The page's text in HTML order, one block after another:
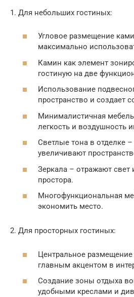
1. Для небольших гостиных:
Угловое размещение
максимально
Камин как элемент
гостиную на две
Использование
пространство и создает
Минималистичная
легкость и воздушность
Светлые тона в отделке
увеличивают
Зеркала – отражают
простора.
Многофункциональная
экономить место.
2. Для просторных гостиных:
Центральное
главным акцентом в
Создание зоны отдыха
удобными креслами и